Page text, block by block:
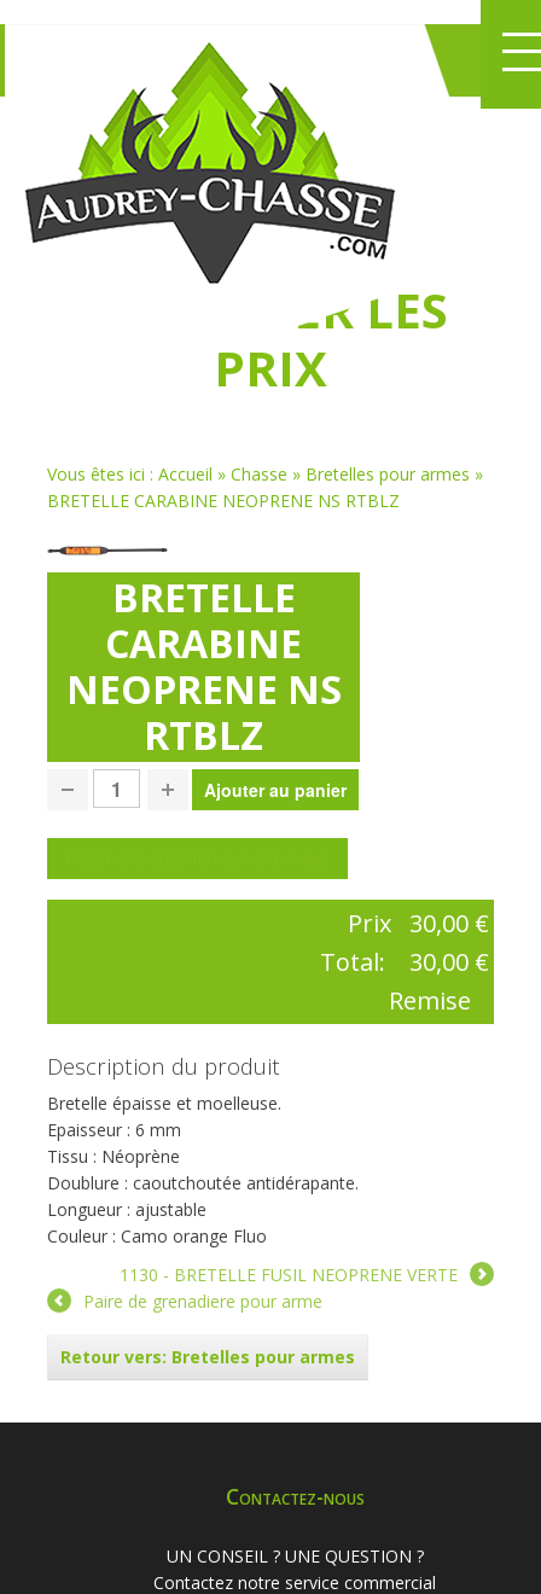
NE PERDEZ PLUS
DE TEMPS
CHASSER LES
PRIX
Vous êtes ici : Accueil » Chasse » Bretelles pour armes »
BRETELLE CARABINE NEOPRENE NS RTBLZ
BRETELLE
CARABINE
NEOPRENE NS
RTBLZ
Prix 30,00 €
Total:
30,00 €
Remise
Description du produit
Bretelle épaisse et moelleuse.
Epaisseur : 6 mm
Tissu : Néoprène
Doublure : caoutchoutée antidérapante.
Longueur : ajustable
Couleur : Camo orange Fluo
1130 - BRETELLE FUSIL NEOPRENE VERTE
Paire de grenadiere pour arme
Retour vers: Bretelles pour armes
Contactez-nous
UN CONSEIL ? UNE QUESTION ?
Contactez notre service commercial